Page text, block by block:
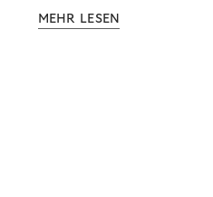
kommuniziert man ein
MEHR LESEN